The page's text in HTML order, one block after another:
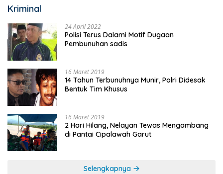
Kriminal
24 April 2022
Polisi Terus Dalami Motif Dugaan
Pembunuhan sadis
16 Maret 2019
14 Tahun Terbunuhnya Munir, Polri Didesak
Bentuk Tim Khusus
16 Maret 2019
2 Hari Hilang, Nelayan Tewas Mengambang
di Pantai Cipalawah Garut
Selengkapnya